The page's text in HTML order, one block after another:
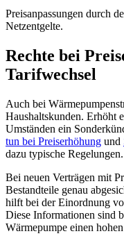
Preisanpassungen durch
Netzentgelte.
Rechte bei
Tarifwechsel
Auch bei
Haushaltskunden. Erhöht
Umständen ein
tun bei Preiserhöhung und
dazu typische Regelungen.
Bei neuen Verträgen mit
Bestandteile genau
hilft bei der Einordnung
Diese Informationen sind
Wärmepumpe einen